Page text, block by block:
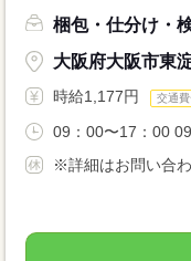
梱包・仕分け・
大阪府大阪市東
時給1,177円 交通
09：00〜17：00
※詳細はお問い合わ